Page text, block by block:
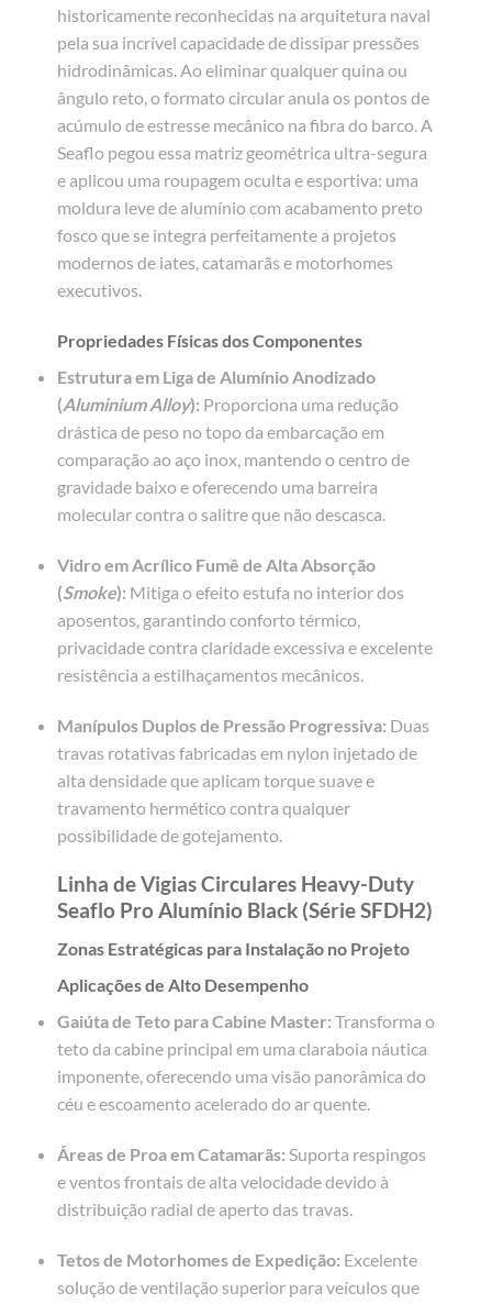
historicamente reconhecidas na arquitetura naval
pela sua incrível capacidade de dissipar pressões
hidrodinâmicas. Ao eliminar qualquer quina ou
ângulo reto, o formato circular anula os pontos de
acúmulo de estresse mecânico na fibra do barco. A
Seaflo pegou essa matriz geométrica ultra-segura
e aplicou uma roupagem oculta e esportiva: uma
moldura leve de alumínio com acabamento preto
fosco que se integra perfeitamente a projetos
modernos de iates, catamarãs e motorhomes
executivos.
Propriedades Físicas dos Componentes
Estrutura em Liga de Alumínio Anodizado
(Aluminium Alloy): Proporciona uma redução
drástica de peso no topo da embarcação em
comparação ao aço inox, mantendo o centro de
gravidade baixo e oferecendo uma barreira
molecular contra o salitre que não descasca.
Vidro em Acrílico Fumê de Alta Absorção
(Smoke): Mitiga o efeito estufa no interior dos
aposentos, garantindo conforto térmico,
privacidade contra claridade excessiva e excelente
resistência a estilhaçamentos mecânicos.
Manípulos Duplos de Pressão Progressiva: Duas
travas rotativas fabricadas em nylon injetado de
alta densidade que aplicam torque suave e
travamento hermético contra qualquer
possibilidade de gotejamento.
Linha de Vigias Circulares Heavy-Duty
Seaflo Pro Alumínio Black (Série SFDH2)
Zonas Estratégicas para Instalação no Projeto
Aplicações de Alto Desempenho
Gaiúta de Teto para Cabine Master: Transforma o
teto da cabine principal em uma claraboia náutica
imponente, oferecendo uma visão panorâmica do
céu e escoamento acelerado do ar quente.
Áreas de Proa em Catamarãs: Suporta respingos
e ventos frontais de alta velocidade devido à
distribuição radial de aperto das travas.
Tetos de Motorhomes de Expedição: Excelente
solução de ventilação superior para veículos que